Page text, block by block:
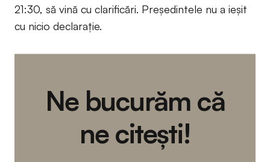
21:30, să vină cu clarificări. Președintele nu a ieșit
cu nicio declarație.
Ne bucurăm că
ne citești!